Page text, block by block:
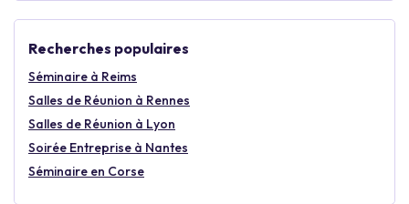
Recherches populaires
Séminaire à Reims
Salles de Réunion à Rennes
Salles de Réunion à Lyon
Soirée Entreprise à Nantes
Séminaire en Corse